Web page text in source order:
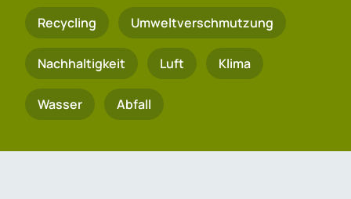
Recycling Umweltverschmutzung
Nachhaltigkeit Luft Klima
Wasser Abfall